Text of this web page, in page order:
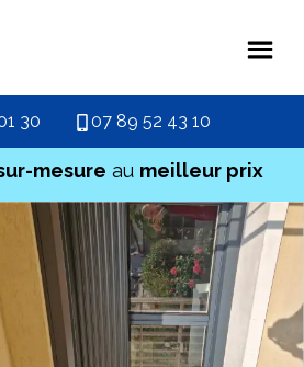
30 07 89 52 43 10
mesure au meilleur prix